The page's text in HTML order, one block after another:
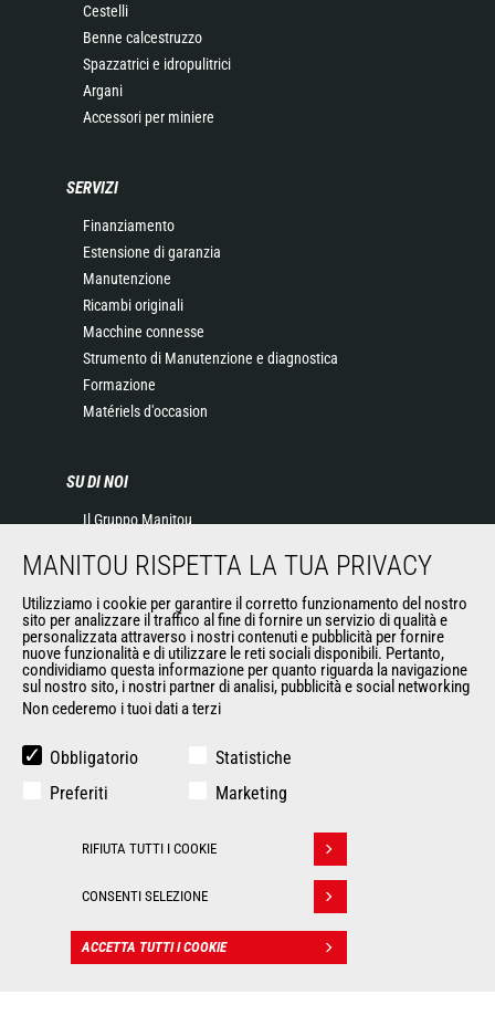
Cestelli
Benne calcestruzzo
Spazzatrici e idropulitrici
Argani
Accessori per miniere
SERVIZI
Finanziamento
Estensione di garanzia
Manutenzione
Ricambi originali
Macchine connesse
Strumento di Manutenzione e diagnostica
Formazione
Matériels d'occasion
SU DI NOI
Il Gruppo Manitou
Informazioni legali
Eventi
News
Storia
General Terms and Conditions of Sale
ALTRI SITI DEL GRUPPO
Gruppo Manitou
L'usato di Manitou
Gehl
CONTATTO
MANITOU RISPETTA LA TUA PRIVACY
Utilizziamo i cookie per garantire il corretto funzionamento del nostro
sito per analizzare il traffico al fine di fornire un servizio di qualità e
personalizzata attraverso i nostri contenuti e pubblicità per fornire
nuove funzionalità e di utilizzare le reti sociali disponibili. Pertanto,
condividiamo questa informazione per quanto riguarda la navigazione
sul nostro sito, i nostri partner di analisi, pubblicità e social networking
Non cederemo i tuoi dati a terzi
Obbligatorio
Statistiche
Preferiti
Marketing
RIFIUTA TUTTI I COOKIE
CONSENTI SELEZIONE
ACCETTA TUTTI I COOKIE